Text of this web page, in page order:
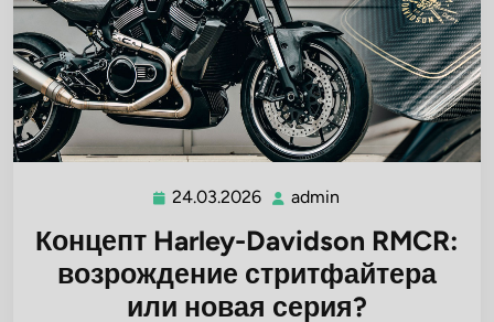
24.03.2026 24.03.2026
admin
Концепт Harley-Davidson RMCR:
возрождение стритфайтера
или новая серия?